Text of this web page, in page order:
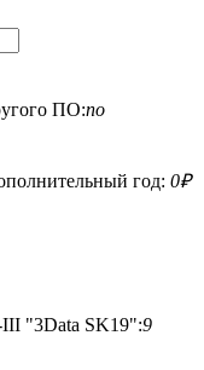
ПО:по
год: 0₽
III "3Data SK19":9